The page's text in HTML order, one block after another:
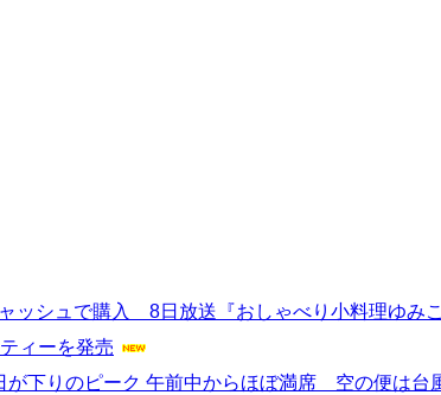
ッシュで購入 8日放送『おしゃべり小料理ゆみ
ィーを発売
下りのピーク 午前中からほぼ満席 空の便は台